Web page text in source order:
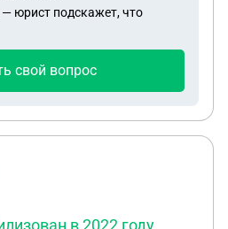
юрист подскажет, что
свой вопрос
в 2022 году